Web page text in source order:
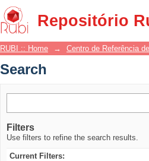
Repositório
Search
RUBI :: Home → Centro de Referência
Search
Filters
Use filters to refine the search results.
Current Filters: